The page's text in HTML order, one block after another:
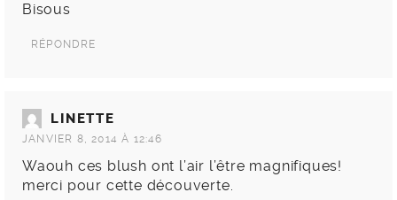
Bisous
RÉPONDRE
LINETTE
JANVIER 8, 2014 À 12:46
Waouh ces blush ont l’air l’être magnifiques!
merci pour cette découverte.